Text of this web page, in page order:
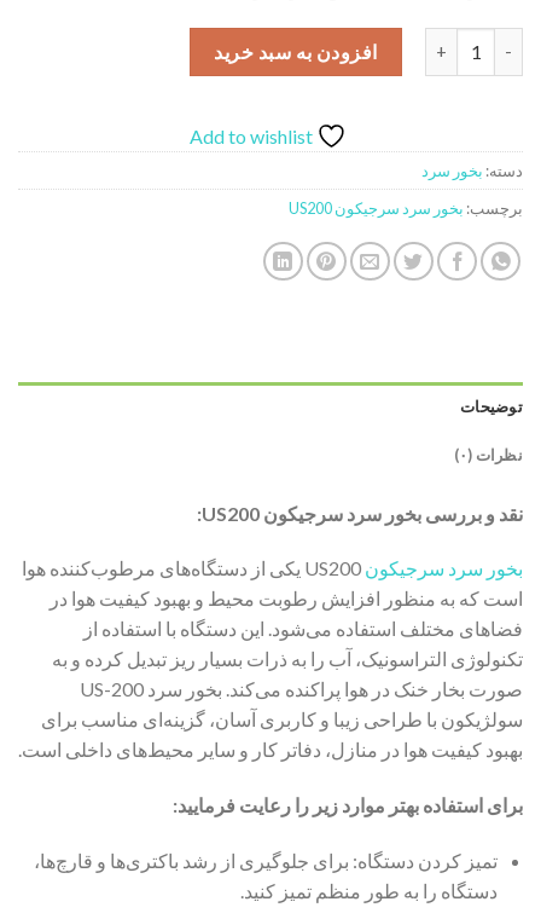
بخور سرد سرجیکون مدل US200 عددافزودن به سبد خرید
Add to wishlist
دسته: بخور سرد
برچسب: بخور سرد سرجیکون US200
توضیحات
نظرات (۰)
نقد و بررسی بخور سرد سرجیکون US200:
بخور سرد سرجیکون
US200 یکی از دستگاه‌های مرطوب‌کننده هوا
است که به منظور افزایش رطوبت محیط و بهبود کیفیت هوا در
فضاهای مختلف استفاده می‌شود. این دستگاه با استفاده از
تکنولوژی التراسونیک، آب را به ذرات بسیار ریز تبدیل کرده و به
صورت بخار خنک در هوا پراکنده می‌کند. بخور سرد US-200
سولژیکون با طراحی زیبا و کاربری آسان، گزینه‌ای مناسب برای
بهبود کیفیت هوا در منازل، دفاتر کار و سایر محیط‌های داخلی است.
برای استفاده بهتر موارد زیر را رعایت فرمایید:
تمیز کردن دستگاه: برای جلوگیری از رشد باکتری‌ها و قارچ‌ها،
دستگاه را به طور منظم تمیز کنید.